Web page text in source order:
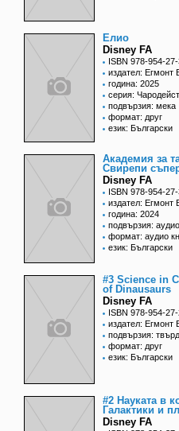
Елио
Disney FA
ISBN 978-954-
издател: Егмонт
година: 2025
серия:
подвързия: мека
формат: друг
език: Български
Академия за
Свирепи
Disney FA
ISBN 978-954-
издател: Егмонт
година: 2024
подвързия:
формат: аудио
език: Български
#3 Science in
of Dinausaurs
Disney FA
ISBN 978-954-
издател: Егмонт
подвързия:
формат: друг
език: Български
#2 Науката в
Галактики и
Disney FA